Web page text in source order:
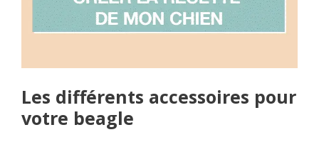
Les différents accessoires pour
votre beagle